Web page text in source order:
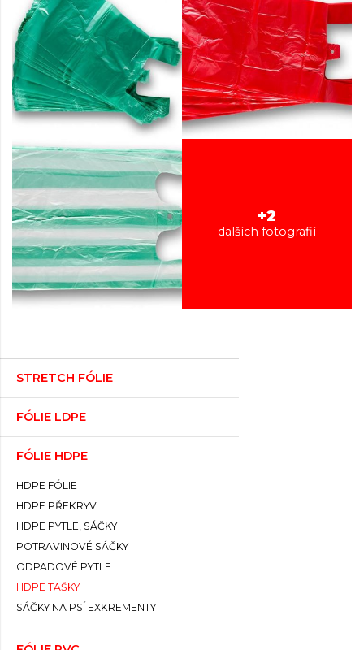
+2
dalších fotografií
STRETCH FÓLIE
FÓLIE LDPE
FÓLIE HDPE
HDPE FÓLIE
HDPE PŘEKRYV
HDPE PYTLE, SÁČKY
POTRAVINOVÉ SÁČKY
ODPADOVÉ PYTLE
HDPE TAŠKY
SÁČKY NA PSÍ EXKREMENTY